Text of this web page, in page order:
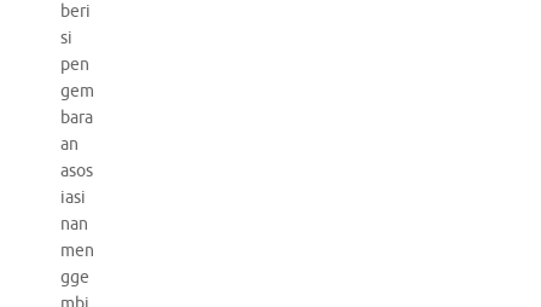
beri
si
pen
gem
bara
an
asos
iasi
nan
men
gge